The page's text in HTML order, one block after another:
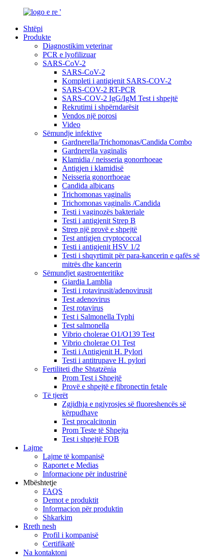
Shtëpi
Produkte
Diagnostikim veterinar
PCR e lyofilizuar
SARS-CoV-2
SARS-CoV-2
Kompleti i antigjenit SARS-COV-2
SARS-COV-2 RT-PCR
SARS-COV-2 IgG/IgM Test i shpejtë
Rekrutimi i shpërndarësit
Vendos një porosi
Video
Sëmundje infektive
Gardnerella/Trichomonas/Candida Combo
Gardnerella vaginalis
Klamidia / neisseria gonorrhoeae
Antigjen i klamidisë
Neisseria gonorrhoeae
Candida albicans
Trichomonas vaginalis
Trichomonas vaginalis /Candida
Testi i vaginozës bakteriale
Testi i antigjenit Strep B
Strep një provë e shpejtë
Test antigjen cryptococcal
Testi i antigjenit HSV 1/2
Testi i shqyrtimit për para-kancerin e qafës së
mitrës dhe kancerin
Sëmundjet gastroenteritike
Giardia Lamblia
Testi i rotavirusit/adenovirusit
Test adenovirus
Test rotavirus
Test i Salmonella Typhi
Test salmonella
Vibrio cholerae O1/O139 Test
Vibrio cholerae O1 Test
Testi i Antigjenit H. Pylori
Testi i antitrupave H. pylori
Fertiliteti dhe Shtatzënia
Prom Test i Shpejtë
Provë e shpejtë e fibronectin fetale
Të tjerët
Zgjidhja e ngjyrosjes së fluoreshencës së
kërpudhave
Test procalcitonin
Prom Teste të Shpejta
Test i shpejtë FOB
Lajme
Lajme të kompanisë
Raportet e Medias
Informacione për industrinë
Mbështetje
FAQS
Demot e produktit
Informacion për produktin
Shkarkim
Rreth nesh
Profil i kompanisë
Certifikatë
Na kontaktoni